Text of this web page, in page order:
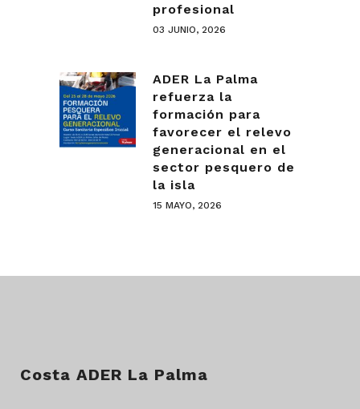
profesional
03 JUNIO, 2026
ADER La Palma
refuerza la
formación para
favorecer el relevo
generacional en el
sector pesquero de
la isla
15 MAYO, 2026
Costa ADER La Palma